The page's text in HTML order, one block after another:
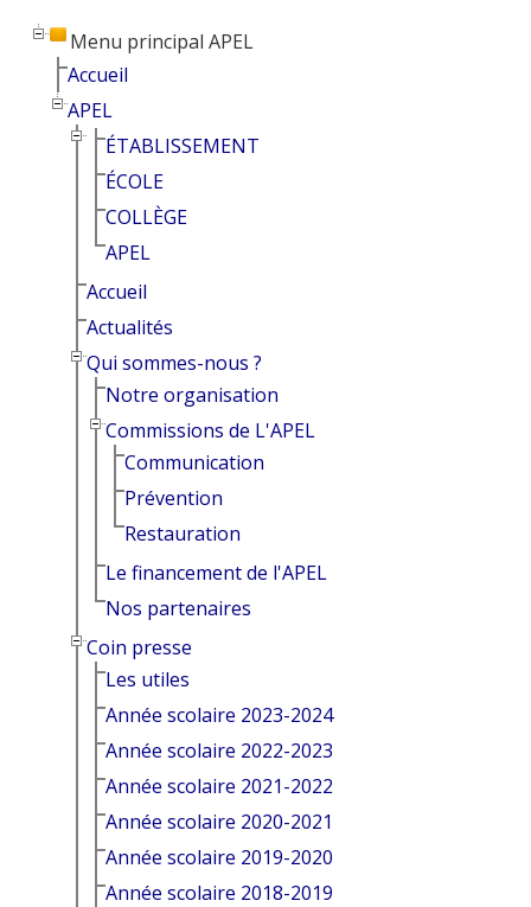
Menu principal APEL
Accueil
APEL
ÉTABLISSEMENT
ÉCOLE
COLLÈGE
APEL
Accueil
Actualités
Qui sommes-nous ?
Notre organisation
Commissions de L'APEL
Communication
Prévention
Restauration
Le financement de l'APEL
Nos partenaires
Coin presse
Les utiles
Année scolaire 2023-2024
Année scolaire 2022-2023
Année scolaire 2021-2022
Année scolaire 2020-2021
Année scolaire 2019-2020
Année scolaire 2018-2019